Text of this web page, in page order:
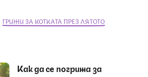
ГРИЖИ ЗА КОТКАТА ПРЕЗ ЛЯТОТО
Как да се погрижа за